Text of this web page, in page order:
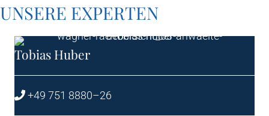
UNSE­RE EXPERTEN
Tobi­as Huber
+49 751 8880–26